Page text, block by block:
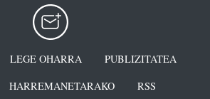
LEGE OHARRA
PUBLIZITATEA
HARREMANETARAKO RSS